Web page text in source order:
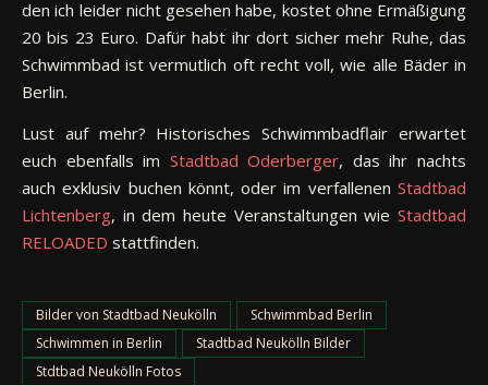
den ich leider nicht gesehen habe, kostet ohne Ermäßigung
20 bis 23 Euro. Dafür habt ihr dort sicher mehr Ruhe, das
Schwimmbad ist vermutlich oft recht voll, wie alle Bäder in
Berlin.
Lust auf mehr? Historisches Schwimmbadflair erwartet
euch ebenfalls im StadtbadOderberger, das ihr nachts
auch exklusiv buchen könnt, oder im verfallenen Stadtbad
Lichtenberg, in dem heute Veranstaltungen wie Stadtbad
RELOADED stattfinden.
Bilder von Stadtbad Neukölln
Schwimmbad Berlin
Schwimmen in Berlin
Stadtbad Neukölln Bilder
Stdtbad Neukölln Fotos